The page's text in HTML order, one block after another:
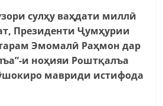
сулҳу ваҳдати миллӣ
Президенти Ҷумҳурии
Эмомалӣ Раҳмон дар
и ноҳияи Роштқалъа
мавриди истифода